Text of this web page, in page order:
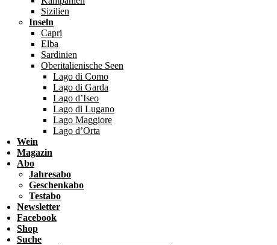
Sizilien
Inseln
Capri
Elba
Sardinien
Oberitalienische Seen
Lago di Como
Lago di Garda
Lago d’Iseo
Lago di Lugano
Lago Maggiore
Lago d’Orta
Wein
Magazin
Abo
Jahresabo
Geschenkabo
Testabo
Newsletter
Facebook
Shop
Suche